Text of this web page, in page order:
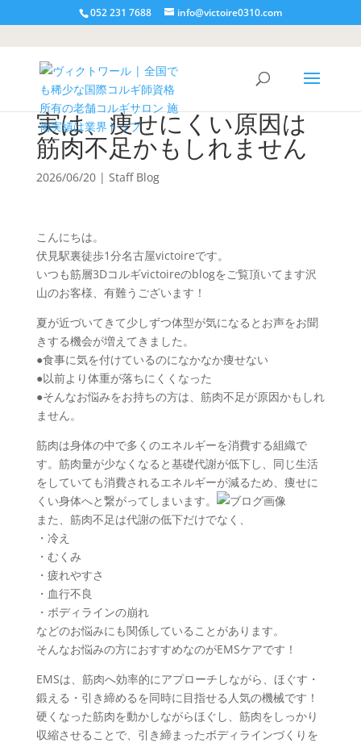
052 231 7688 info@victoire0310.com
実は、痩せにくい原因は
筋肉不足かもしれません
2026/06/20| Staff Blog
こんにちは。
伏見駅裏徒歩1分名古屋victoireです。
いつも筋層3Dコルギvictoireのblogをご覧頂いてます沢
山のお客様、有難うございます！
夏が近づいてきて少しずつ体型が気になるとお声をお聞
きする機会が増えてきました。
●食事に気を付けているのになかなか痩せない
●以前より体重が落ちにくくなった
●そんなお悩みをお持ちの方は、筋肉不足が原因かもしれ
ません。
筋肉は身体の中で多くのエネルギーを消費する組織で
す。筋肉量が少なくなると基礎代謝が低下し、同じ生活
をしていても消費されるエネルギーが減るため、痩せに
くい身体へと繋がってしまいます。
また、筋肉不足は代謝の低下だけでなく、
・冷え
・むくみ
・疲れやすさ
・血行不良
・ボディラインの崩れ
などのお悩みにも関係していることがあります。
そんなお悩みの方におすすめなのがEMSケアです！
EMSは、筋肉へ効率的にアプローチしながら、ほぐす・
鍛える・引き締めるを同時に目指せる人気の機械です！
硬くなった筋肉を動かしながらほぐし、筋肉をしっかり
収縮させることで、引き締まったボディラインづくりを